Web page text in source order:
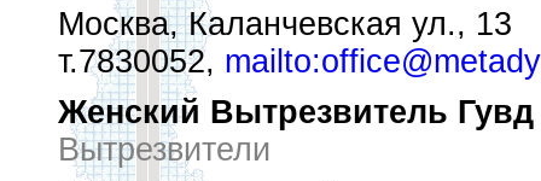
Москва, Каланчевская ул., 13
т.7830052,
Женский Вытрезвитель
Вытрезвители